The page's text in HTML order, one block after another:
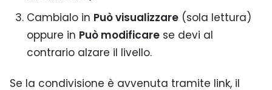
Cambialo in Può visualizzare(sola lettura)
oppure in Può modificarese devi al
contrario alzare il livello.
Se la condivisione è avvenuta tramite link, il